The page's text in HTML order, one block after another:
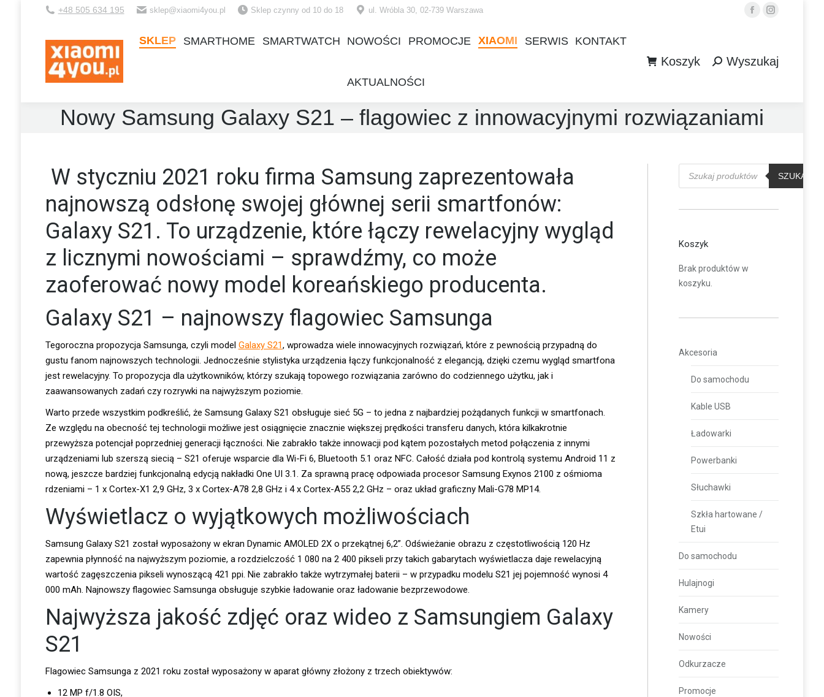
+48 505 634 195 sklep@xiaomi4you.pl Sklep czynny od 10 do 18 ul. Wróbla 30, 02-739 Warszawa
FacebookInstagram
SKLEP SMARTHOME SMARTWATCH NOWOŚCI PROMOCJE XIAOMI SERWIS KONTAKT
AKTUALNOŚCI
Koszyk Szukaj:Wyszukaj
Nowy Samsung Galaxy S21 – flagowiec z innowacyjnymi rozwiązaniami
W styczniu 2021 roku firma Samsung zaprezentowała
najnowszą odsłonę swojej głównej serii smartfonów:
Galaxy S21. To urządzenie, które łączy rewelacyjny wygląd
z licznymi nowościami – sprawdźmy, co może
zaoferować nowy model koreańskiego producenta.
Galaxy S21 – najnowszy flagowiec Samsunga
Tegoroczna propozycja Samsunga, czyli model Galaxy S21, wprowadza wiele innowacyjnych rozwiązań, które z pewnością przypadną do
gustu fanom najnowszych technologii. Jednocześnie stylistyka urządzenia łączy funkcjonalność z elegancją, dzięki czemu wygląd smartfona
jest rewelacyjny. To propozycja dla użytkowników, którzy szukają topowego rozwiązania zarówno do codziennego użytku, jak i
zaawansowanych zadań czy rozrywki na najwyższym poziomie.
Warto przede wszystkim podkreślić, że Samsung Galaxy S21 obsługuje sieć 5G – to jedna z najbardziej pożądanych funkcji w smartfonach.
Ze względu na obecność tej technologii możliwe jest osiągnięcie znacznie większej prędkości transferu danych, która kilkakrotnie
przewyższa potencjał poprzedniej generacji łączności. Nie zabrakło także innowacji pod kątem pozostałych metod połączenia z innymi
urządzeniami lub szerszą siecią – S21 oferuje wsparcie dla Wi-Fi 6, Bluetooth 5.1 oraz NFC. Całość działa pod kontrolą systemu Android 11 z
nową, jeszcze bardziej funkcjonalną edycją nakładki One UI 3.1. Za sprawną pracę odpowiada procesor Samsung Exynos 2100 z ośmioma
rdzeniami – 1 x Cortex-X1 2,9 GHz, 3 x Cortex-A78 2,8 GHz i 4 x Cortex-A55 2,2 GHz – oraz układ graficzny Mali-G78 MP14.
Wyświetlacz o wyjątkowych możliwościach
Samsung Galaxy S21 został wyposażony w ekran Dynamic AMOLED 2X o przekątnej 6,2”. Odświeżanie obrazu z częstotliwością 120 Hz
zapewnia płynność na najwyższym poziomie, a rozdzielczość 1 080 na 2 400 pikseli przy takich gabarytach wyświetlacza daje rewelacyjną
wartość zagęszczenia pikseli wynoszącą 421 ppi. Nie zabrakło także wytrzymałej baterii – w przypadku modelu S21 jej pojemność wynosi 4
000 mAh. Najnowszy flagowiec Samsunga obsługuje szybkie ładowanie oraz ładowanie bezprzewodowe.
Najwyższa jakość zdjęć oraz wideo z Samsungiem Galaxy
S21
Flagowiec Samsunga z 2021 roku został wyposażony w aparat główny złożony z trzech obiektywów:
12 MP f/1.8 OIS,
Wyszukiwarka
produktów
SZUKAJ
Koszyk
Brak produktów w
koszyku.
Akcesoria
Do samochodu
Kable USB
Ładowarki
Powerbanki
Słuchawki
Szkła hartowane /
Etui
Do samochodu
Hulajnogi
Kamery
Nowości
Odkurzacze
Promocje